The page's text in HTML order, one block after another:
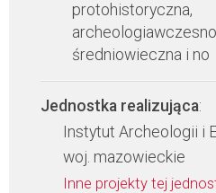
protohistoryczna,
średniowieczna i no
Jednostka realizująca:
Instytut Archeologii i
woj. mazowieckie
Inne projekty tej